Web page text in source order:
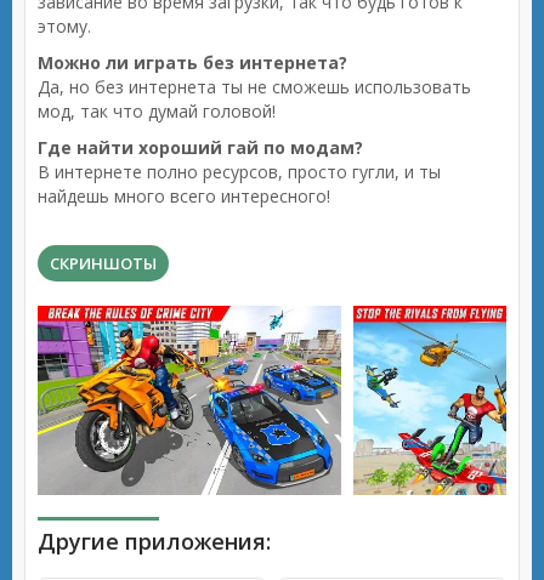
этому.
Можно ли играть без интернета?
Да, но без интернета ты не сможешь использовать
мод, так что думай головой!
Где найти хороший гай по модам?
В интернете полно ресурсов, просто гугли, и ты
найдешь много всего интересного!
СКРИНШОТЫ
Другие приложения: